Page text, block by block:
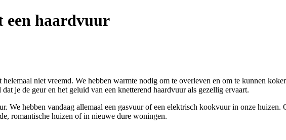
een haardvuur
niet vreemd. We hebben warmte nodig om te overleven en om te kunnen
je de geur en het geluid van een knetterend haardvuur als gezellig ervaart.
We hebben vandaag allemaal een gasvuur of een elektrisch kookvuur in onze huizen.
romantische huizen of in nieuwe dure woningen.